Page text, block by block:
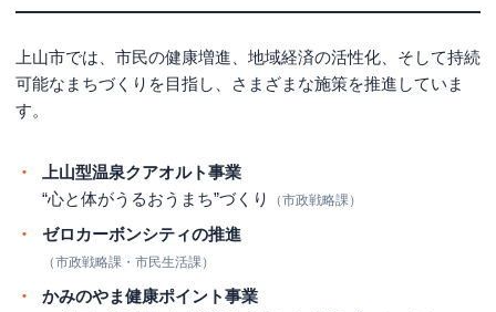
上山市では、市民の健康増進、地域経済の活性化、そして持続
可能なまちづくりを目指し、さまざまな施策を推進していま
す。
上山型温泉クアオルト事業
“心と体がうるおうまち”づくり
（市政戦略課）
ゼロカーボンシティの推進
（市政戦略課・市民生活課）
かみのやま健康ポイント事業